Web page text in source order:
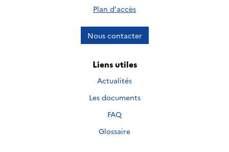
Plan d'accès
Nous contacter
Liens utiles
Actualités
Les documents
FAQ
Glossaire